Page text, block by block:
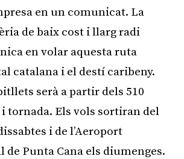
en un comunicat. La
de baix cost i llarg radi
en volar aquesta ruta
catalana i el destí caribeny.
serà a partir dels 510
i tornada. Els vols sortiran del
i de l’Aeroport
Punta Cana els diumenges.